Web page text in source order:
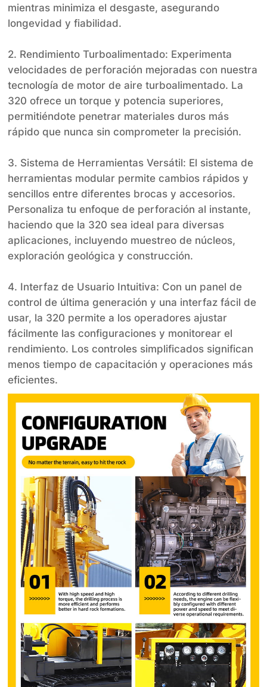
mientras minimiza el desgaste, asegurando
longevidad y fiabilidad.
2. Rendimiento Turboalimentado: Experimenta
velocidades de perforación mejoradas con nuestra
tecnología de motor de aire turboalimentado. La
320 ofrece un torque y potencia superiores,
permitiéndote penetrar materiales duros más
rápido que nunca sin comprometer la precisión.
3. Sistema de Herramientas Versátil: El sistema de
herramientas modular permite cambios rápidos y
sencillos entre diferentes brocas y accesorios.
Personaliza tu enfoque de perforación al instante,
haciendo que la 320 sea ideal para diversas
aplicaciones, incluyendo muestreo de núcleos,
exploración geológica y construcción.
4. Interfaz de Usuario Intuitiva: Con un panel de
control de última generación y una interfaz fácil de
usar, la 320 permite a los operadores ajustar
fácilmente las configuraciones y monitorear el
rendimiento. Los controles simplificados significan
menos tiempo de capacitación y operaciones más
eficientes.